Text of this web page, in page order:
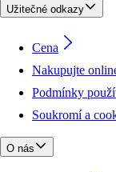
Užitečné odkazy
Cena
Nakupujte
Podmínky
Soukromí a
O nás